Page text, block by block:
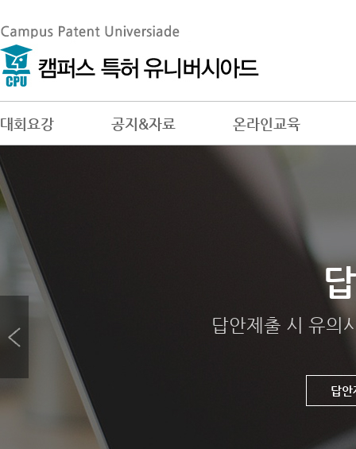
대회요강 공지&자료 온라인교육
젊은 창
개인 또는 팀(3
참가
답안제출 시 유의
답안
대
역대 대회 수상
대회